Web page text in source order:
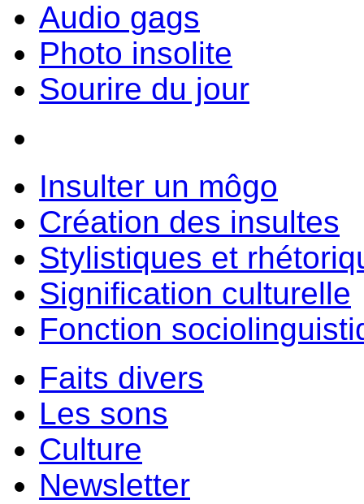
Audio gags
Photo insolite
Sourire du jour
Insulter un môgo
Création des insultes
Stylistiques et
Signification culturelle
Fonction
Faits divers
Les sons
Culture
Newsletter